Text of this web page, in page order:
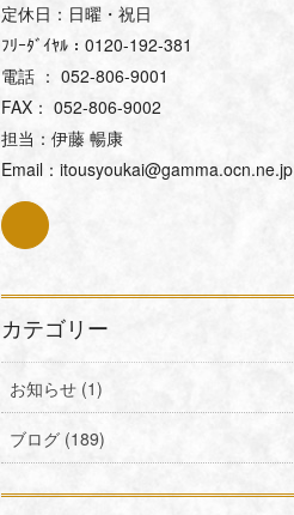
定休日：日曜・祝日
ﾌﾘｰﾀﾞｲﾔﾙ：0120-192-381
電話 ： 052-806-9001
FAX： 052-806-9002
担当：伊藤 暢康
Email：itousyoukai@gamma.ocn.ne.jp
カテゴリー
お知らせ (1)
ブログ (189)